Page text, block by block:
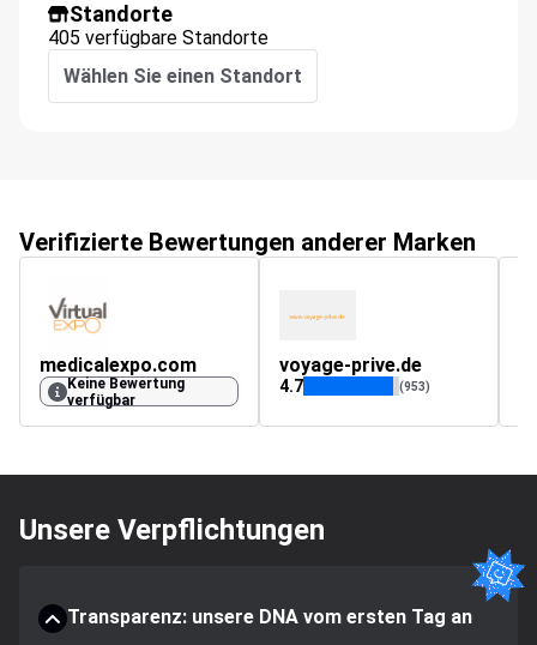
Standorte
405 verfügbare Standorte
Wählen Sie einen Standort
Verifizierte Bewertungen anderer Marken
medicalexpo.com
Keine Bewertung
verfügbar
voyage-prive.de
4.7 (953)
Unsere Verpflichtungen
Transparenz: unsere DNA vom ersten Tag an